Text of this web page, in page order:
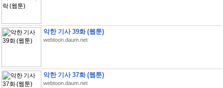
악한 기사 39화 (웹툰)
webtoon.daum.net
악한 기사 37화 (웹툰)
webtoon.daum.net